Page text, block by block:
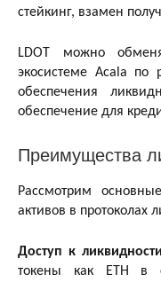
стейкинг, взамен
LDOT можно
экосистеме Acala по
обеспечения
обеспечение для
Преимущества
Рассмотрим
активов в протоколах
Доступ к
токены как ETH в